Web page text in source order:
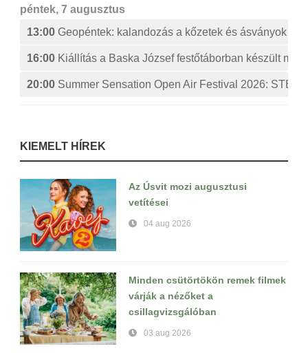
péntek, 7 augusztus
13:00 Geopéntek: kalandozás a kőzetek és ásványok
16:00 Kiállítás a Baska József festőtáborban készült
20:00 Summer Sensation Open Air Festival 2026:
KIEMELT HÍREK
Az Úsvit mozi augusztusi
vetítései
04 aug 2026
Minden csütörtökön remek filmek
várják a nézőket a
csillagvizsgálóban
03 aug 2026